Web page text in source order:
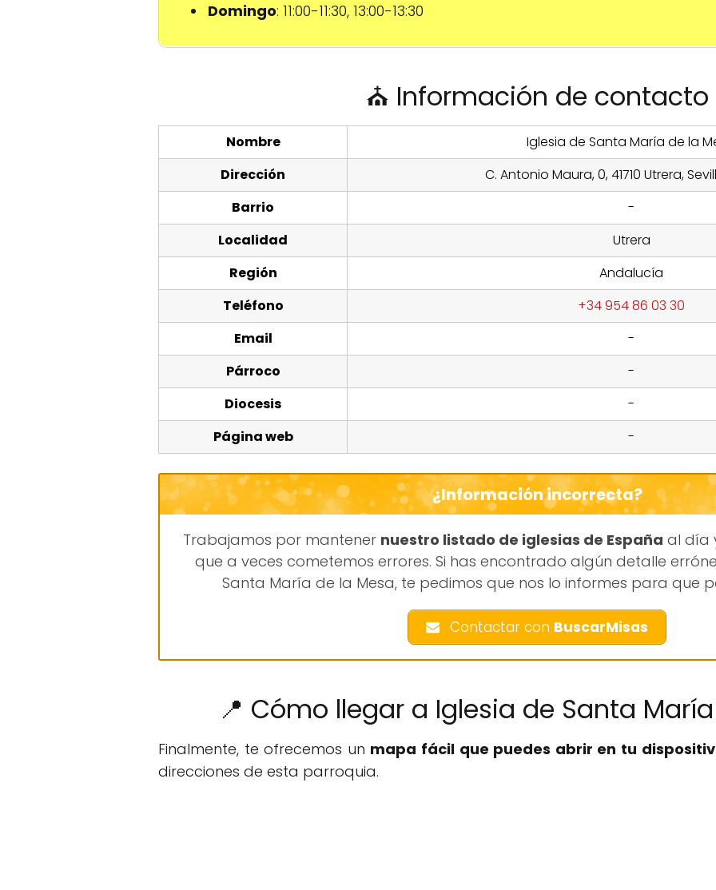
Domingo: 11:00-11:30, 13:00-13:30
⛪ Información de contacto
Nombre
Iglesia de Santa María de la
Dirección
C. Antonio Maura, 0, 41710 Utrera,
Barrio
-
Localidad
Utrera
Región
Andalucía
Teléfono
+34 954 86 03 30
Email
-
Párroco
-
Diocesis
-
Página web
-
¿Información incorrecta?
Trabajamos por mantener nuestro listado de iglesias de España al día
que a veces cometemos errores. Si has encontrado algún detalle
Santa María de la Mesa, te pedimos que nos lo informes para que
Contactar con BuscarMisas
📍 Cómo llegar a Iglesia de Santa
Finalmente, te ofrecemos un mapa fácil que puedes abrir en tu
direcciones de esta parroquia.